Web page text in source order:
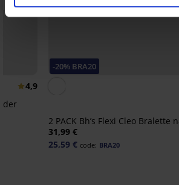
4,9
-20% BRA20
2 PACK Bh’s Flexi Cleo Bralette
31,99 €
25,59 € code: BRA20